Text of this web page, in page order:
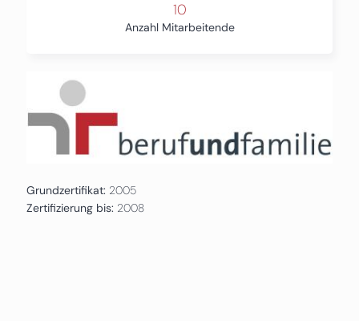
10
Anzahl Mitarbeitende
Grundzertifikat: 2005
Zertifizierung bis: 2008